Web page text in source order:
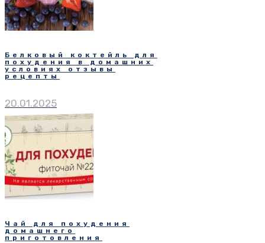
Белковый коктейль для
похудения в домашних
условиях отзывы
рецепты
20.01.2025
Чай для похудения
домашнего
приготовления